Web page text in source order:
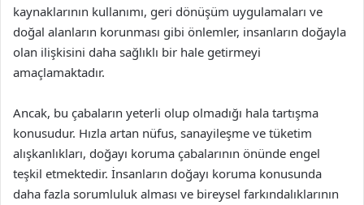
kaynaklarının kullanımı, geri dönüşüm uygulamaları ve
doğal alanların korunması gibi önlemler, insanların doğayla
olan ilişkisini daha sağlıklı bir hale getirmeyi
amaçlamaktadır.
Ancak, bu çabaların yeterli olup olmadığı hala tartışma
konusudur. Hızla artan nüfus, sanayileşme ve tüketim
alışkanlıkları, doğayı koruma çabalarının önünde engel
teşkil etmektedir. İnsanların doğayı koruma konusunda
daha fazla sorumluluk alması ve bireysel farkındalıklarının